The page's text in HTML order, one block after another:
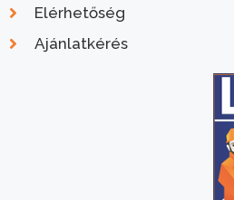
Elérhetőség
Ajánlatkérés